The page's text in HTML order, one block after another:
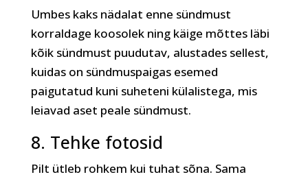
Umbes kaks nädalat enne sündmust
korraldage koosolek ning käige mõttes läbi
kõik sündmust puudutav, alustades sellest,
kuidas on sündmuspaigas esemed
paigutatud kuni suheteni külalistega, mis
leiavad aset peale sündmust.
8. Tehke fotosid
Pilt ütleb rohkem kui tuhat sõna. Sama